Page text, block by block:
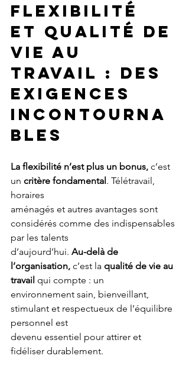
FLEXIBILITÉ
ET QUALITÉ DE
VIE AU
TRAVAIL : DES
EXIGENCES
INCONTOURNA
BLES
La flexibilité n’est plus un bonus, c’est
un critère fondamental. Télétravail,
horaires
aménagés et autres avantages sont
considérés comme des indispensables
par les talents
d’aujourd’hui. Au-delà de
l’organisation, c’est la qualité de vie au
travail qui compte : un
environnement sain, bienveillant,
stimulant et respectueux de l’équilibre
personnel est
devenu essentiel pour attirer et
fidéliser durablement.